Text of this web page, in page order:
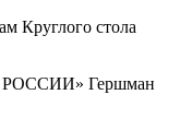
Круглого стола
РОССИИ» Гершман